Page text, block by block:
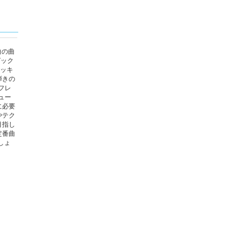
曲
ク
キ
きの
レ
ー
必要
ク
し
番曲
ょ